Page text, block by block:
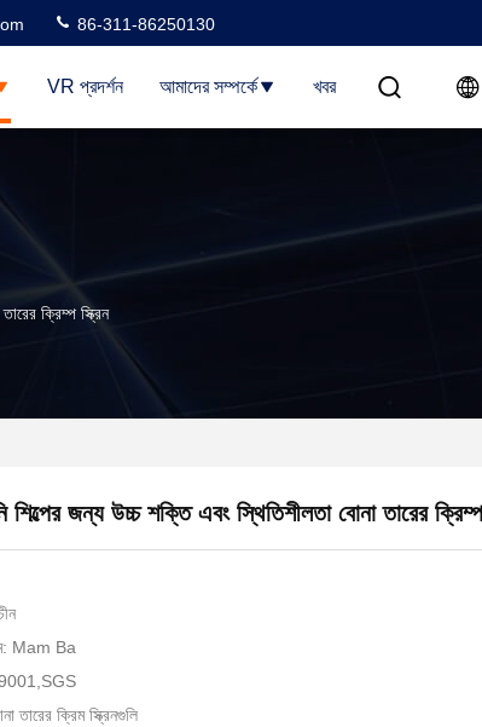
86-311-86250130
VR প্রদর্শন আমাদের সম্পর্কে খবর
ক্রিম্প স্ক্রিন
শিল্পের জন্য উচ্চ শক্তি এবং স্থিতিশীলতা বোনা তারের
Mam Ba
তারের ক্রিম স্ক্রিনগুলি